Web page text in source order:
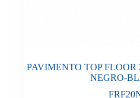
PAVIMENTO TOP
NEGRO-